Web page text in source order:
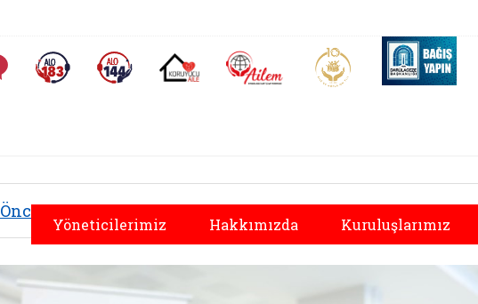
Sıkça Sorulan SorularAlo 183 (yeni sekmede açılır)Alo 144 (yeni sekmede açılır)Koruyucu Aile (yeni sekmede açılır)
AİLEM İletişim Merkezi (yeni sekmede
Aile ve Nüfus On Yılı
Yöneticilerimiz Hakkımızda Kuruluşlarımız
Önceki